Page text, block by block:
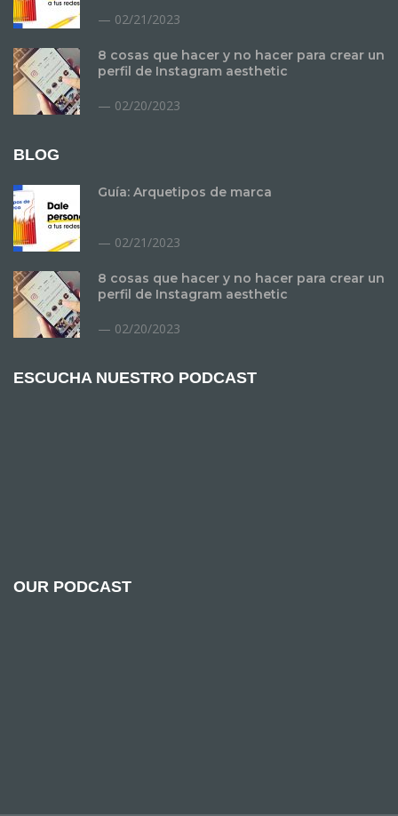
02/21/2023
8 cosas que hacer y no hacer para crear un
perfil de Instagram aesthetic
02/20/2023
BLOG
Guía: Arquetipos de marca
02/21/2023
8 cosas que hacer y no hacer para crear un
perfil de Instagram aesthetic
02/20/2023
ESCUCHA NUESTRO PODCAST
OUR PODCAST